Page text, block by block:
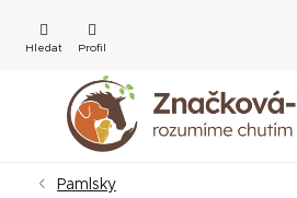
obsah
Pamlsky